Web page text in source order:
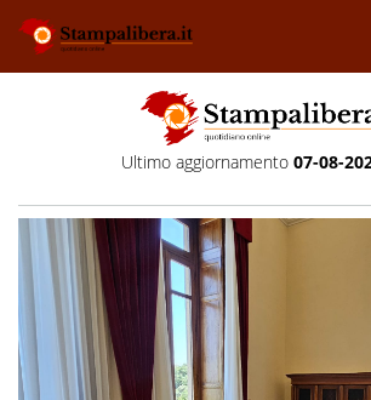
Ultimo aggiornamento 07-08-